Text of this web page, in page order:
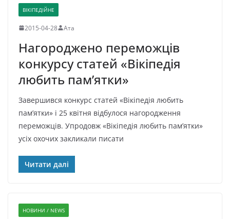
ВІКІПЕДІЙНЕ
2015-04-28 Ата
Нагороджено переможців
конкурсу статей «Вікіпедія
любить пам’ятки»
Завершився конкурс статей «Вікіпедія любить
пам’ятки» і 25 квітня відбулося нагородження
переможців. Упродовж «Вікіпедія любить пам’ятки»
усіх охочих закликали писати
Читати далі
НОВИНИ / NEWS